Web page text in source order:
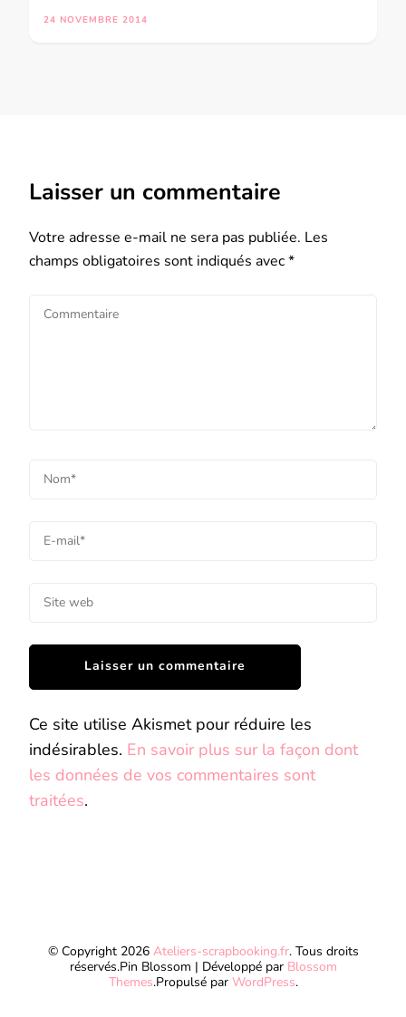
24 NOVEMBRE 2014
Laisser un commentaire
Votre adresse e-mail ne sera pas publiée. Les
champs obligatoires sont indiqués avec*
Ce site utilise Akismet pour réduire les
indésirables. En savoir plus sur la façon dont
les données de vos commentaires sont
traitées.
© Copyright 2026 Ateliers-scrapbooking.fr. Tous droits
réservés.Pin Blossom | Développé par Blossom
Themes.Propulsé par WordPress.